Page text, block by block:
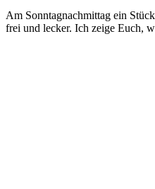
Am Sonn­tag­nach­mit­tag ein
frei und lecker. Ich zei­ge Euch,